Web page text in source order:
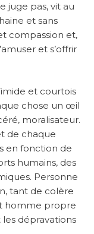
juge pas, vit au
et sans
compassion et,
et s’offrir
et courtois
chose un œil
moralisateur.
de chaque
en fonction de
humains, des
Personne
tant de colère
homme propre
dépravations